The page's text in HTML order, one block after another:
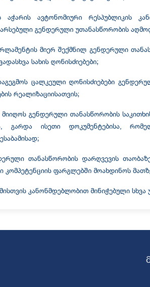
აჭარის ავტონომიური რესპუბლიკის
გენდერული უთანასწორობის
მიერ შექმნილ გენდერული
სახის ღონისძიებები;
ცალკეული ღონისძიებები
რეალიზაციისათვის;
გენდერული თანასწორობის
გარდა ისეთი დოკუმენტებისა,
თანასწორობის დარღვევის
კომპეტენციის ფარგლებში მოახდინოს
კანონმდებლობით მინიჭებული სხვა